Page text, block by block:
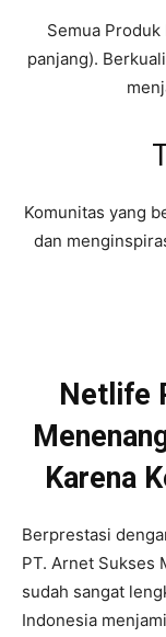
Semua
panjang).
Komunitas yang
dan
Netlife
Karena
Berprestasi
PT. Arnet Sukses
sudah sangat
Indonesia